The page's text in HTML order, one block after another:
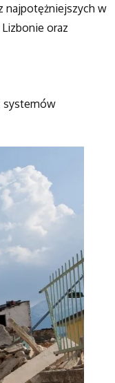
najpotężniejszych w
oraz
systemów